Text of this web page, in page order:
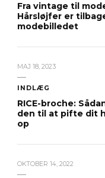
Fra vintage til
Hårsløjfer er
modebilledet
MAJ 18, 2023
INDLÆG
RICE-broche:
den til at pifte dit
op
OKTOBER 14, 2022